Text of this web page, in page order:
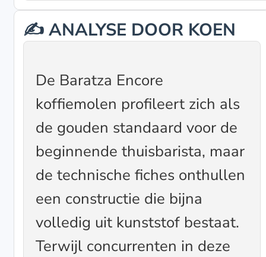
✍️ ANALYSE DOOR KOEN
De Baratza Encore
koffiemolen profileert zich als
de gouden standaard voor de
beginnende thuisbarista, maar
de technische fiches onthullen
een constructie die bijna
volledig uit kunststof bestaat.
Terwijl concurrenten in deze